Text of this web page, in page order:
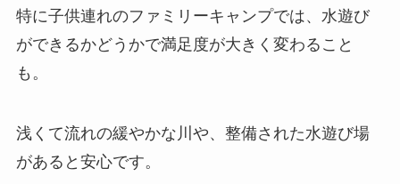
特に子供連れのファミリーキャンプでは、水遊び
ができるかどうかで満足度が大きく変わること
も。
浅くて流れの緩やかな川や、整備された水遊び場
があると安心です。